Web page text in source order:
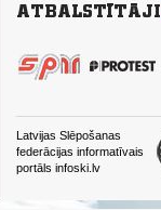
Latvijas Slēpošanas
federācijas informatīvais
portāls infoski.lv